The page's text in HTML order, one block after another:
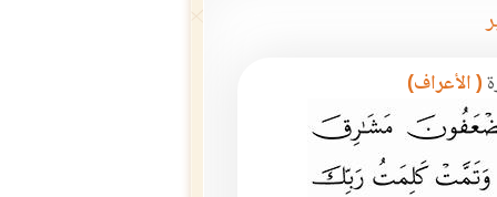
( الأعراف)